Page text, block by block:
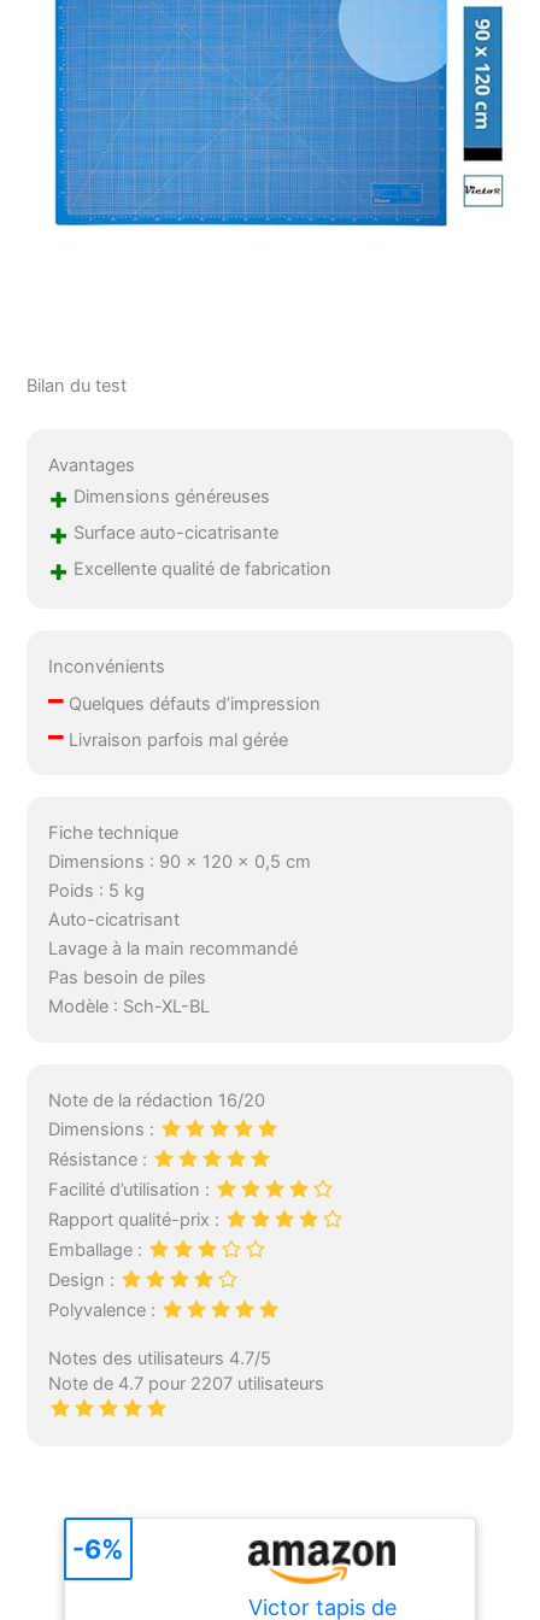
Bilan du test
Avantages
+ Dimensions généreuses
+ Surface auto-cicatrisante
+ Excellente qualité de fabrication
Inconvénients
– Quelques défauts d’impression
– Livraison parfois mal gérée
Fiche technique
Dimensions : 90 x 120 x 0,5 cm
Poids : 5 kg
Auto-cicatrisant
Lavage à la main recommandé
Pas besoin de piles
Modèle : Sch-XL-BL
Note de la rédaction 16/20
Dimensions :
Résistance :
Facilité d’utilisation :
Rapport qualité-prix :
Emballage :
Design :
Polyvalence :
Notes des utilisateurs 4.7/5
Note de 4.7 pour 2207 utilisateurs
Victor tapis de
-6%